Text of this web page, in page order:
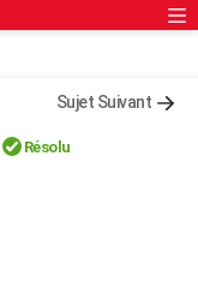
Sujet Suivant
Résolu